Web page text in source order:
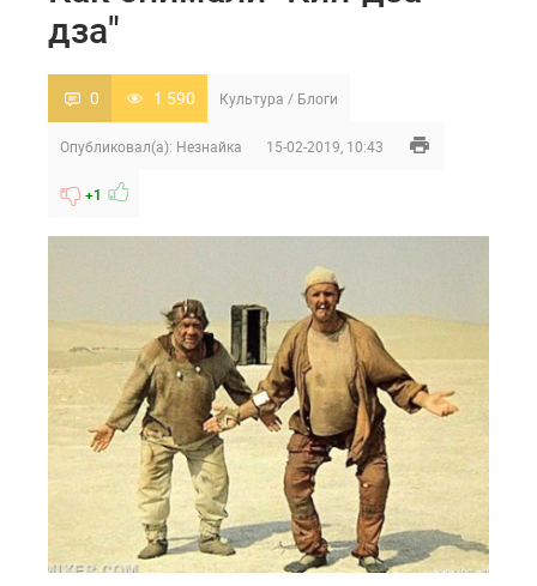
дза"
0 1 590 Культура / Блоги
Опубликовал(а): Незнайка 15-02-2019, 10:43
+1